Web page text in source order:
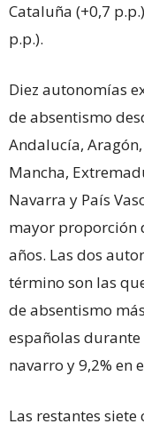
Cataluña (+0,7
p.p.).
Diez autonomías
de absentismo
Andalucía,
Mancha,
Navarra y País
mayor proporción
años. Las dos
término son las
de absentismo
españolas durante
navarro y 9,2% en
Las restantes